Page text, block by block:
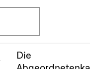
Die